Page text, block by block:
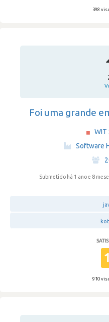
398
Foi uma grande
WIT
Software
Submetido há 1 ano e 8
910